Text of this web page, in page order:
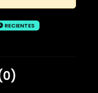
RECIENTES